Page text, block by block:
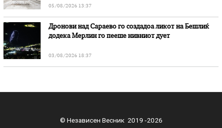
05/08/2026 13:37
Дронови над Сараево го создадоа ликот на Бешлиќ
додека Мерлин го пееше нивниот дует
03/08/2026 18:37
© Независен Весник 2019 -2026